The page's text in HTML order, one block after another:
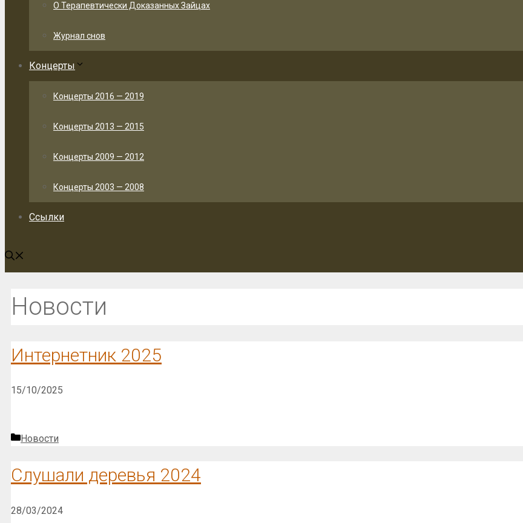
О Терапевтически Доказанных Зайцах
Журнал снов
Концерты
Концерты 2016 — 2019
Концерты 2013 — 2015
Концерты 2009 — 2012
Концерты 2003 — 2008
Ссылки
Новости
Интернетник 2025
15/10/2025
Рубрики
Новости
Слушали деревья 2024
28/03/2024